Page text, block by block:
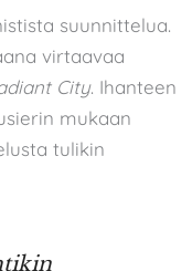
suunnittelua.
virtaavaa
City. Ihanteen
mukaan
tulikin